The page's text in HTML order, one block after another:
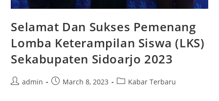
Selamat Dan Sukses Pemenang
Lomba Keterampilan Siswa (LKS)
Sekabupaten Sidoarjo 2023
Postadmin
PostMarch 8, 2023
PostKabar Terbaru